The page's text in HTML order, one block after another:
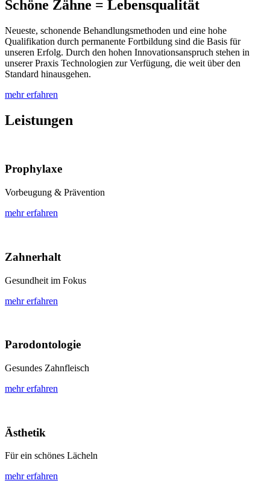
Schöne Zähne = Lebensqualität
Neueste, schonende Behandlungsmethoden und eine hohe
Qualifikation durch permanente Fortbildung sind die Basis für
unseren Erfolg. Durch den hohen Innovationsanspruch stehen in
unserer Praxis Technologien zur Verfügung, die weit über den
Standard hinausgehen.
mehr erfahren
Leistungen
Prophylaxe
Vorbeugung & Prävention
mehr erfahren
Zahnerhalt
Gesundheit im Fokus
mehr erfahren
Parodontologie
Gesundes Zahnfleisch
mehr erfahren
Ästhetik
Für ein schönes Lächeln
mehr erfahren